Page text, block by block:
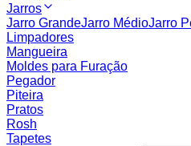
Jarros
Jarro GrandeJarro MédioJarro
Limpadores
Mangueira
Moldes para Furação
Pegador
Piteira
Pratos
Rosh
Tapetes